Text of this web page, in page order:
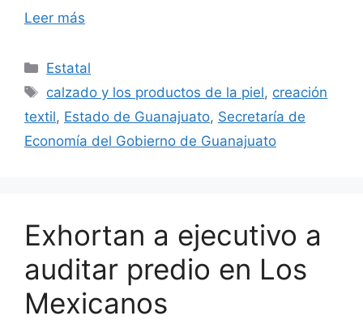
Leer más
Categorías
Estatal
Etiquetas
calzado y los productos de la piel, creación
textil, Estado de Guanajuato, Secretaría de
Economía del Gobierno de Guanajuato
Exhortan a ejecutivo a
auditar predio en Los
Mexicanos